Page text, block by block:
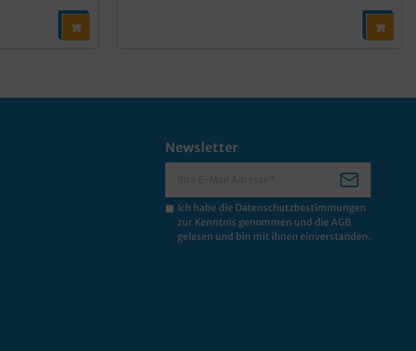
Newsletter
Ich habe die Datenschutzbestimmungen
zur Kenntnis genommen und die AGB
gelesen und bin mit ihnen einverstanden.